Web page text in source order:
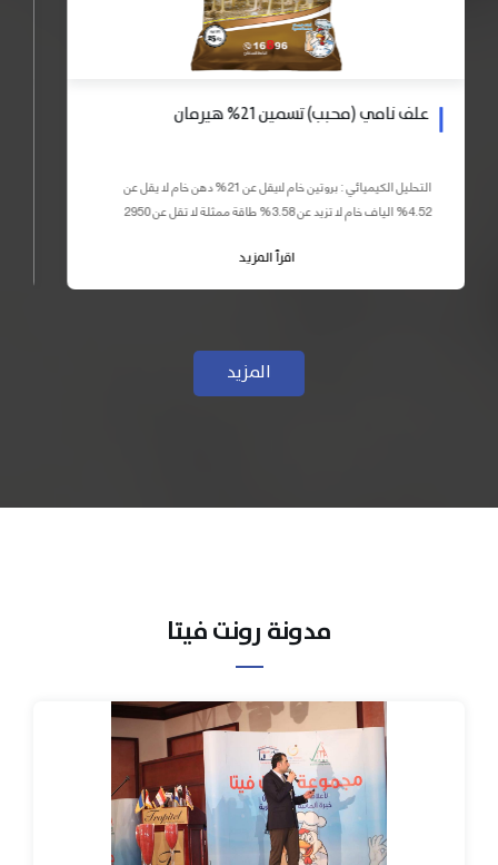
علف نامي (محبب) تسمين 21% هيرمان
التحليل الكيميائي : بروتين خام لايقل عن 21% دهن خام لا يقل عن
4.52% الياف خام لا تزيد عن 3.58% طاقة ممثلة لا تقل عن 2950
اقرأ المزيد
المزيد
مدونة رونت فيتا